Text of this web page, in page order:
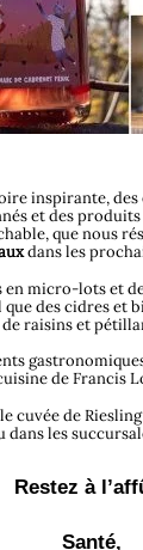
inspirante,
et des produits
que nous
dans les
en micro-lots et
des cidres et
raisins et
de Francis
cuvée de
dans les
Restez à
Santé,